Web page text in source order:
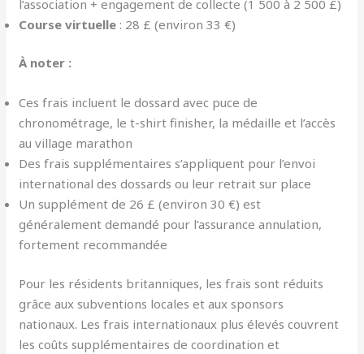
l’association + engagement de collecte (1 500 à 2 500 £)
Course virtuelle : 28 £ (environ 33 €)
À noter :
Ces frais incluent le dossard avec puce de
chronométrage, le t-shirt finisher, la médaille et l’accès
au village marathon
Des frais supplémentaires s’appliquent pour l’envoi
international des dossards ou leur retrait sur place
Un supplément de 26 £ (environ 30 €) est
généralement demandé pour l’assurance annulation,
fortement recommandée
Pour les résidents britanniques, les frais sont réduits
grâce aux subventions locales et aux sponsors
nationaux. Les frais internationaux plus élevés couvrent
les coûts supplémentaires de coordination et